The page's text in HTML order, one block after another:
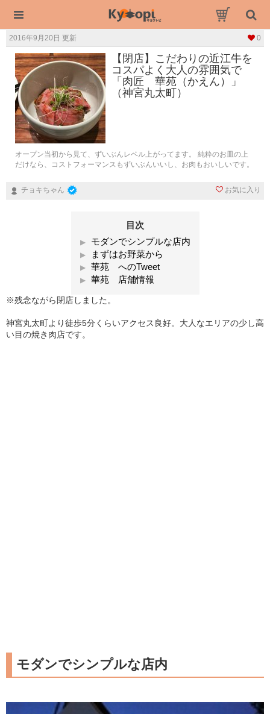
2016年9月20日 更新 0
【閉店】こだわりの近江牛を
コスパよく大人の雰囲気で
「肉匠 華苑（かえん）」
（神宮丸太町）
オープン当初から見て、ずいぶんレベル上がってます。 純粋のお皿の上
だけなら、コストフォーマンスもずいぶんいいし、お肉もおいしいです。
チョキちゃん お気に入り
目次
モダンでシンプルな店内
まずはお野菜から
華苑 へのTweet
華苑 店舗情報
※残念ながら閉店しました。
神宮丸太町より徒歩5分くらいアクセス良好。大人なエリアの少し高
い目の焼き肉店です。
モダンでシンプルな店内